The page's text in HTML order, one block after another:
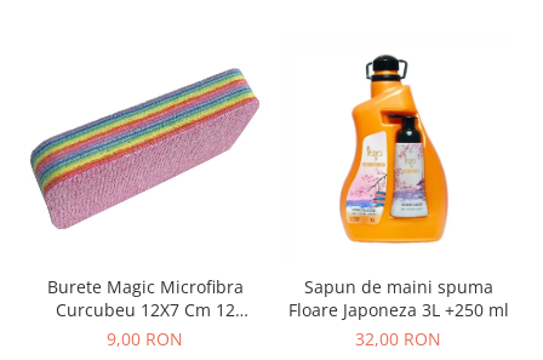
Burete Magic Microfibra
Curcubeu 12X7 Cm 12
Straturi
9,00 RON
Sapun de maini spuma
Floare Japoneza 3L +250 ml
32,00 RON